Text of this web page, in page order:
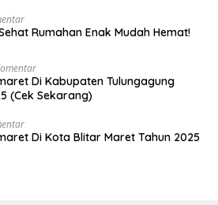
Rumahan Enak Mudah Hemat!
Di Kabupaten Tulungagung
(Cek Sekarang)
Di Kota Blitar Maret Tahun 2025